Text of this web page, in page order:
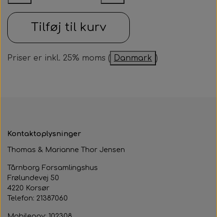
Om huset
Hjertestarteren
Besøg af kildebakken
Fastelavnsfest
Generalforsamling
Fotograf
Tilføj til kurv
Priser er inkl. 25% moms ( Danmark )
Kontaktoplysninger
Thomas & Marianne Thor Jensen
Tårnborg Forsamlingshus
Frølundevej 50
4220 Korsør
Telefon: 21387060